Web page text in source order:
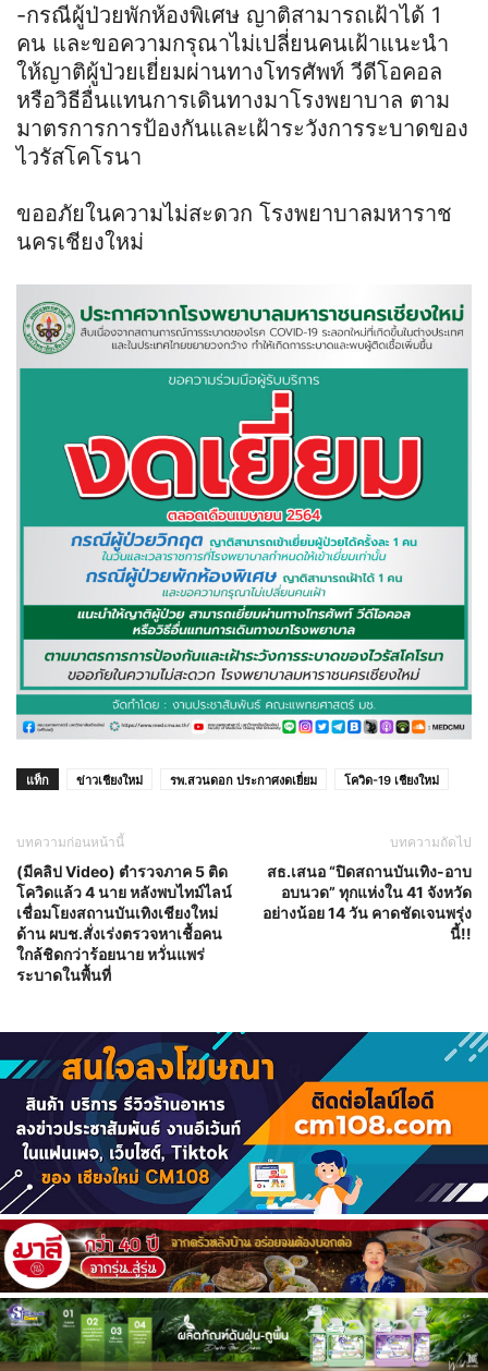
-กรณีผู้ป่วยพักห้องพิเศษ ญาติสามารถเฝ้าได้ 1
คน และขอความกรุณาไม่เปลี่ยนคนเฝ้าแนะนำ
ให้ญาติผู้ป่วยเยี่ยมผ่านทางโทรศัพท์ วีดีโอคอล
หรือวิธีอื่นแทนการเดินทางมาโรงพยาบาล ตาม
มาตรการการป้องกันและเฝ้าระวังการระบาดของ
ไวรัสโคโรนา
ขออภัยในความไม่สะดวก โรงพยาบาลมหาราช
นครเชียงใหม่
แท็ก ข่าวเชียงใหม่ รพ.สวนดอก ประกาศงดเยี่ยม โควิด-19 เชียงใหม่
บทความก่อนหน้านี้
(มีคลิป Video) ตำรวจภาค 5 ติด
โควิดแล้ว 4 นาย หลังพบไทม์ไลน์
เชื่อมโยงสถานบันเทิงเชียงใหม่
ด้าน ผบช.สั่งเร่งตรวจหาเชื้อคน
ใกล้ชิดกว่าร้อยนาย หวั่นแพร่
ระบาดในพื้นที่
บทความถัดไป
สธ.เสนอ “ปิดสถานบันเทิง-อาบ
อบนวด” ทุกแห่งใน 41 จังหวัด
อย่างน้อย 14 วัน คาดชัดเจนพรุ่ง
นี้!!